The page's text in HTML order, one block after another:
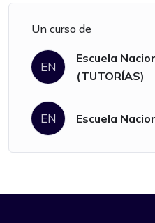
Un curso de
EN
Escuela
(TUTORÍAS)
EN Escuela